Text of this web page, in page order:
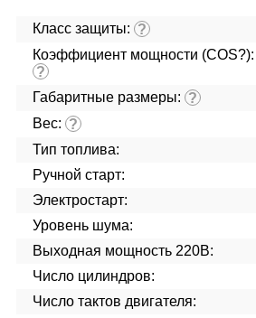
Класс защиты: ?
Коэффициент мощности (COS?):
?
Габаритные размеры: ?
Вес: ?
Тип топлива:
Ручной старт:
Электростарт:
Уровень шума:
Выходная мощность 220В:
Число цилиндров:
Число тактов двигателя: